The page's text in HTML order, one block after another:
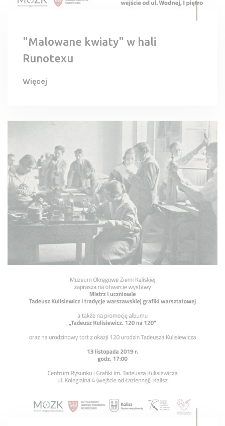
"Malowane kwiaty" w hali
Runotexu
Więcej